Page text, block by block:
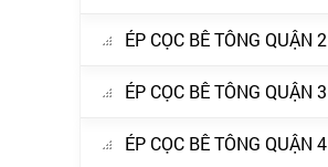
ÉP CỌC BÊ TÔNG QUẬN 2
ÉP CỌC BÊ TÔNG QUẬN 3
ÉP CỌC BÊ TÔNG QUẬN 4